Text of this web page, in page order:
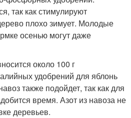
так как стимулируют
плохо зимует. Молодые
осенью могут даже
около 100 г
удобрений для яблонь
также подойдет, так как для
время. Азот из навоза не
деревьев.